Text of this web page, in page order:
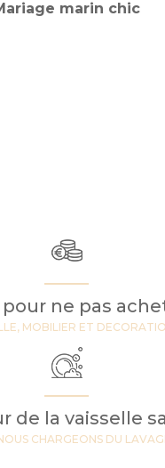
marin chic
pour ne pas
MOBILIER ET
de la vaisselle
CHARGEONS DU